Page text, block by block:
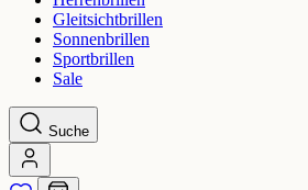
Gleitsichtbrillen
Sonnenbrillen
Sportbrillen
Sale
Suche